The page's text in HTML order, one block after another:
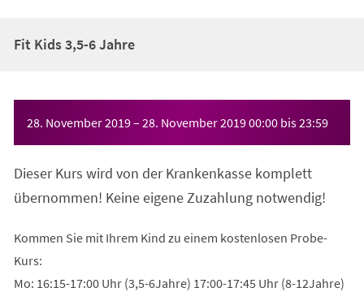
Fit Kids 3,5-6 Jahre
28. November 2019– 28. November 201900:00 bis23:59
Dieser Kurs wird von der Krankenkasse komplett
übernommen! Keine eigene Zuzahlung notwendig!
Kommen Sie mit Ihrem Kind zu einem kostenlosen Probe-
Kurs:
Mo: 16:15-17:00 Uhr (3,5-6Jahre) 17:00-17:45 Uhr (8-12Jahre)